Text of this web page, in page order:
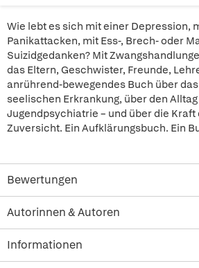
Wie lebt es sich mit einer Depression,
Panikattacken, mit Ess-, Brech- oder
Suizidgedanken? Mit
das Eltern, Geschwister, Freunde,
anrührend-bewegendes Buch über
seelischen Erkrankung, über den
Jugendpsychiatrie – und über die Kraft
Zuversicht. Ein Aufklärungsbuch. Ein
Bewertungen
Autorinnen & Autoren
Informationen